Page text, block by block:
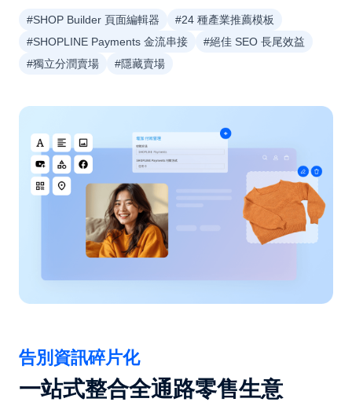
#SHOP Builder 頁面編輯器
#24 種產業推薦模板
#SHOPLINE Payments 金流串接
#絕佳 SEO 長尾效益
#獨立分潤賣場
#隱藏賣場
告別資訊碎片化
一站式整合全通路零售生意